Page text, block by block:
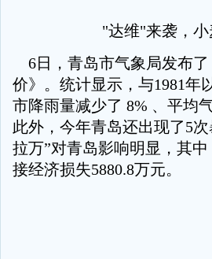
"达维"来袭，
6日，青岛市气象局发布了
价》。统计显示，与1981年
市降雨量减少了 8% 、平均
此外，今年青岛还出现了5
拉万”对青岛影响明显，其
接经济损失5880.8万元。